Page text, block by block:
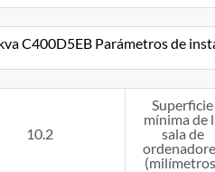
C400D5EB Parámetros de
10.2
Superficie
mínima de
sala de